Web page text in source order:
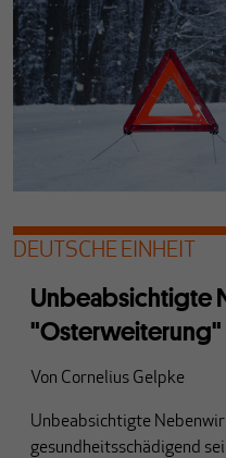
DEUTSCHE EINHEIT
Unbeabsichtigte
"Osterweiterung"
Von Cornelius Gelpke
Unbeabsichtigte
gesundheitsschädigend